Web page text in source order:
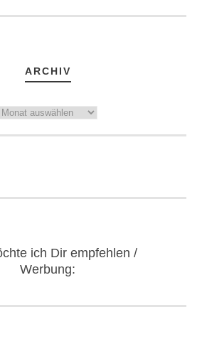
ARCHIV
Archiv
ich Dir empfehlen /
Werbung: